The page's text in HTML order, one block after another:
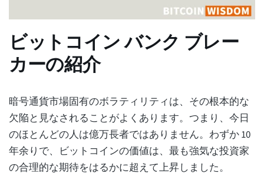
ビットコイン バンク ブレー
カーの紹介
暗号通貨市場固有のボラティリティは、その根本的な
欠陥と見なされることがよくあります。つまり、今日
のほとんどの人は億万長者ではありません。わずか 10
年余りで、ビットコインの価値は、最も強気な投資家
の合理的な期待をはるかに超えて上昇しました。